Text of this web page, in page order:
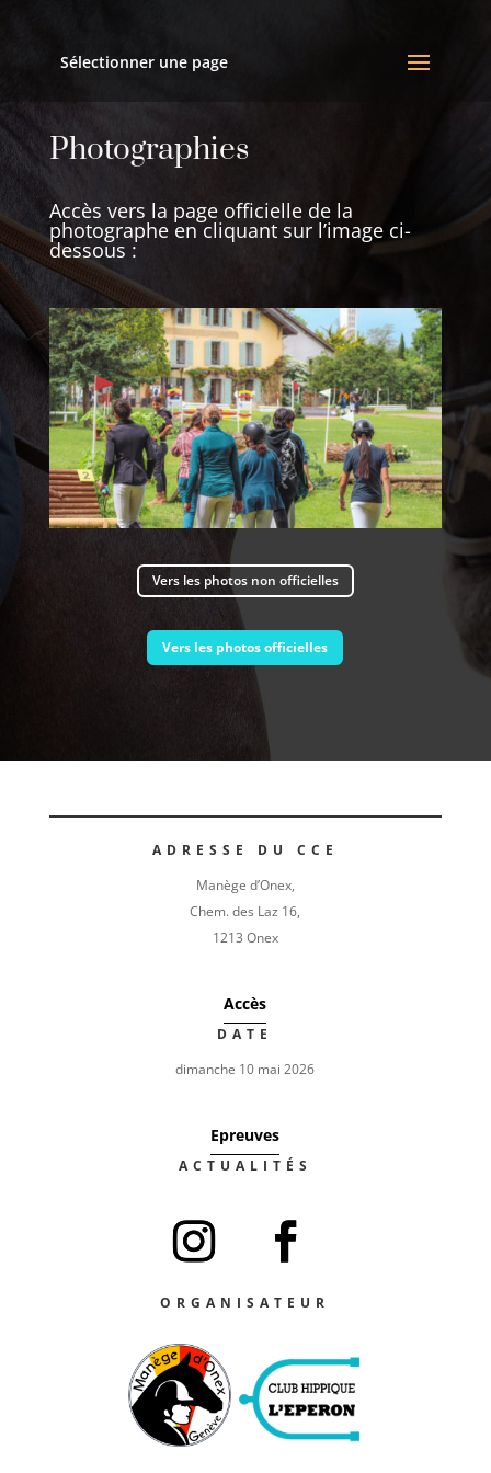
Sélectionner une page
Photographies
Accès vers la page officielle de la
photographe en cliquant sur l’image ci-
dessous :
Vers les photos non officielles
Vers les photos officielles
ADRESSE DU CCE
Manège d’Onex,
Chem. des Laz 16,
1213 Onex
Accès
DATE
dimanche 10 mai 2026
Epreuves
ACTUALITÉS
ORGANISATEUR